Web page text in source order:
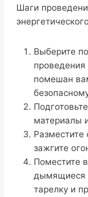
Шаги
Выберите
проведения
помешан
материалы
Разместите
зажгите
Поместите
дымящиеся
тарелку и